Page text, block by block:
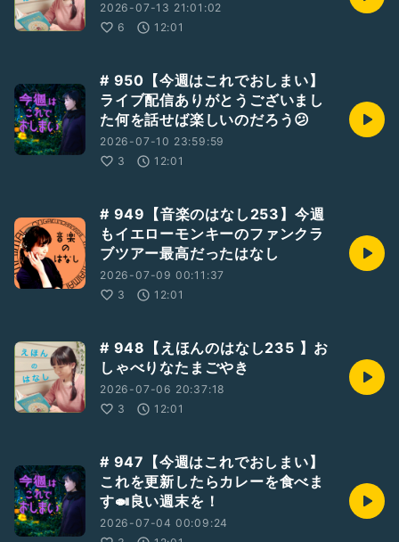
2026-07-13 21:01:02
6
12:01
# 950【今週はこれでおしまい】
ライブ配信ありがとうございまし
た何を話せば楽しいのだろう😕
2026-07-10 23:59:59
3
12:01
# 949【音楽のはなし253】今週
もイエローモンキーのファンクラ
ブツアー最高だったはなし
2026-07-09 00:11:37
3
12:01
# 948【えほんのはなし235 】お
しゃべりなたまごやき
2026-07-06 20:37:18
3
12:01
# 947【今週はこれでおしまい】
これを更新したらカレーを食べま
す🍛良い週末を！
2026-07-04 00:09:24